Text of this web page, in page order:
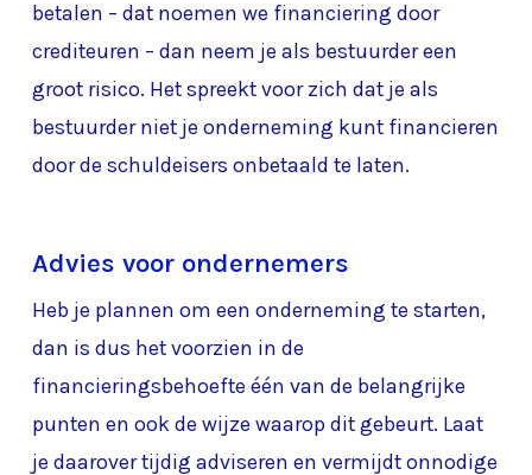
betalen – dat noemen we financiering door
crediteuren – dan neem je als bestuurder een
groot risico. Het spreekt voor zich dat je als
bestuurder niet je onderneming kunt financieren
door de schuldeisers onbetaald te laten.
Advies voor ondernemers
Heb je plannen om een onderneming te starten,
dan is dus het voorzien in de
financieringsbehoefte één van de belangrijke
punten en ook de wijze waarop dit gebeurt. Laat
je daarover tijdig adviseren en vermijdt onnodige